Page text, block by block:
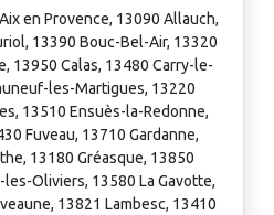
en Provence, 13090 Allauch,
13390 Bouc-Bel-Air, 13320
13950 Calas, 13480 Carry-le-
les-Martigues, 13220
13510 Ensuès-la-Redonne,
Fuveau, 13710 Gardanne,
13180 Gréasque, 13850
les-Oliviers, 13580 La Gavotte,
13821 Lambesc, 13410